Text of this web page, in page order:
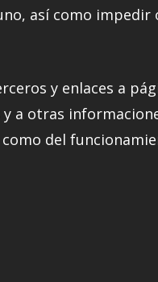
así como impedir
y enlaces a
a otras
del